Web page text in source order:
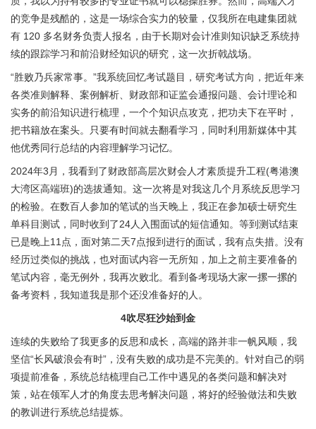
的竞争是残酷的，这是一场综合实力的较量，仅我所在电建集团就
有 120 多名财务负责人报名，由于长期对会计准则知识缺乏系统持
续的跟踪学习和前沿财经知识的研究，这一次折戟战场。
“胜败乃兵家常事。”我系统回忆考试题目，研究考试方向，把近年来
各类准则解释、案例解析、财政部和证监会通报问题、会计理论和
实务的前沿知识进行梳理，一个个知识点攻克，把功夫下在平时，
把书籍放在案头。只要有时间就去翻看学习，同时利用新媒体中其
他优秀同行总结的内容理解学习记忆。
2024年3月，我看到了财政部高层次财会人才素质提升工程(粤港澳
大湾区高端班)的选拔通知。这一次将是对我这几个月系统反思学习
的检验。在数百人参加的笔试的当天晚上，我正在参加硕士研究生
单科目测试，同时收到了24人入围面试的短信通知。等到测试结束
已是晚上11点，面对第二天7点报到进行的面试，我有点失措。没有
经历过类似的挑战，也对面试内容一无所知，加上之前主要准备的
笔试内容，毫无例外，我再次败北。看到备考现场大家一摞一摞的
备考资料，我知道我是那个还没准备好的人。
4吹尽狂沙始到金
连续的失败给了我更多的反思和成长，高端的路并非一帆风顺，我
坚信“长风破浪会有时”，没有失败的成功是不完美的。针对自己的弱
项提前准备，系统总结梳理自己工作中遇见的各类问题和解决对
策，站在领军人才的角度去思考解决问题，将好的经验做法和失败
的教训进行系统总结提炼。